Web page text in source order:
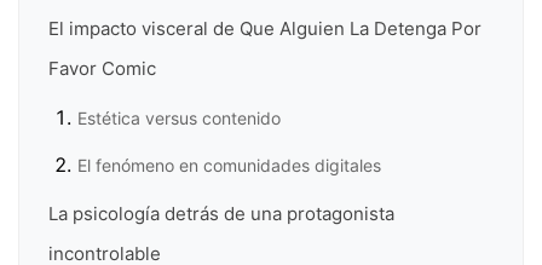
El impacto visceral de Que Alguien La Detenga Por
Favor Comic
Estética versus contenido
El fenómeno en comunidades digitales
La psicología detrás de una protagonista
incontrolable